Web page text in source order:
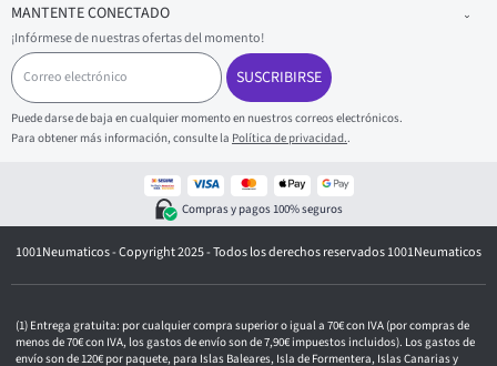
MANTENTE CONECTADO
¡Infórmese de nuestras ofertas del momento!
C
o
r
r
e
o
n
o
SUSCRIBIRSE
Puede darse de baja en cualquier momento en nuestros correos electrónicos.
Para obtener más información, consulte la Política de privacidad..
Compras y pagos 100% seguros
1001Neumaticos - Copyright 2025 - Todos los derechos reservados 1001Neumaticos
Entrega gratuita: por cualquier compra superior o igual a 70€ con IVA (por compras de
menos de 70€ con IVA, los gastos de envío son de 7,90€ impuestos incluidos). Los gastos de
envío son de 120€ por paquete, para Islas Baleares, Isla de Formentera, Islas Canarias y